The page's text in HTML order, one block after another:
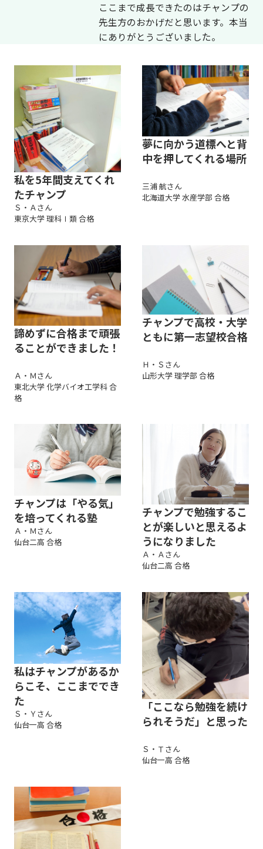
ここまで成長できたのはチャンプの
先生方のおかげだと思います。本当
にありがとうございました。
私を5年間支えてくれ
たチャンプ
Ｓ・Ａさん
東京大学 理科Ⅰ類 合格
夢に向かう道標へと背
中を押してくれる場所
三浦 航さん
北海道大学 水産学部 合格
諦めずに合格まで頑張
ることができました！
Ａ・Ｍさん
東北大学 化学バイオ工学科 合
格
チャンプで高校・大学
ともに第一志望校合格
Ｈ・Ｓさん
山形大学 理学部 合格
チャンプは「やる気」
を培ってくれる塾
Ａ・Ｍさん
仙台二高 合格
チャンプで勉強するこ
とが楽しいと思えるよ
うになりました
Ａ・Ａさん
仙台二高 合格
私はチャンプがあるか
らこそ、ここまででき
た
Ｓ・Ｙさん
仙台一高 合格
「ここなら勉強を続け
られそうだ」と思った
Ｓ・Ｔさん
仙台一高 合格